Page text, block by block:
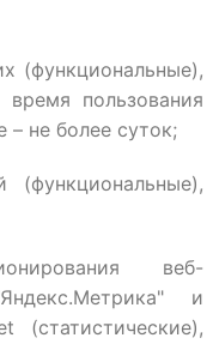
(функциональные),
пользования
– не более суток;
(функциональные),
веб-
и
(статистические),